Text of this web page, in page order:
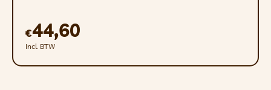
kamertemperatuur. Giet nooit water
warmer dan 40°C op Yoggies BARF en
verwarm het niet in de magnetron! Dit
zou de probiotische werking van het
€44,60
Incl. BTW